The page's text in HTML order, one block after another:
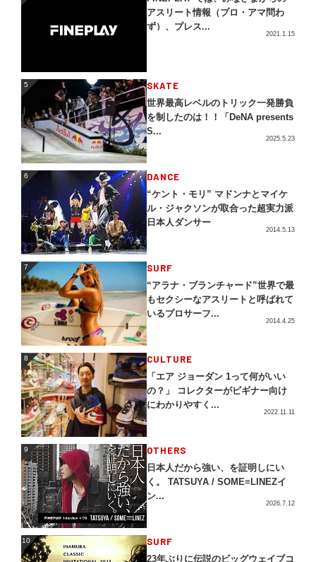
アスリート情報（プロ・アマ問わ
ず）、プレス...
2021.1.15
5 SKATE
世界最高レベルのトリック一発勝負
を制したのは！！「DeNA presents
S...
2025.5.23
6 DANCE
“ケント・モリ” マドンナとマイケ
ル・ジャクソンが取合った超実力派
日本人ダンサー
2014.5.13
7 SURF
“アラナ・ブランチャード”世界で最
もセクシーなアスリートと呼ばれて
いるプロサーフ...
2014.4.25
8 CULTURE
「エア ジョーダン 1って何がいい
の？」 コレクターがビギナー向け
にわかりやすく...
2022.11.11
9 OTHERS
日本人だから強い、を証明しにい
く。 TATSUYA / SOME≡LINEZイ
ン...
2026.7.12
10 SURF
23年ぶりに伝説のビッグウェイブコ